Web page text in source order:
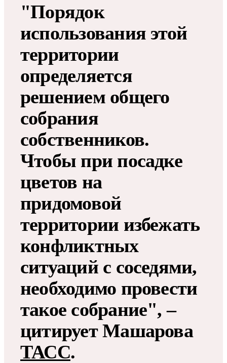
"Порядок
использования этой
территории
определяется
решением общего
собрания
собственников.
Чтобы при посадке
цветов на
придомовой
территории избежать
конфликтных
ситуаций с соседями,
необходимо провести
такое собрание", –
цитирует Машарова
ТАСС.